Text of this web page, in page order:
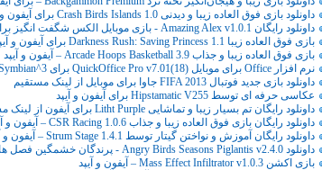
داونلود بازی فوق العاده زیبا و دیدنی Crash Birds Islands 1.0 برای آیفون و آیپد
داونلود رایگان Amazing Alex v1.0.1 - بازی موبایل الکس شگفت انگیز برای آیفون و آیپد
بازی فوق العاده زیبا Darkness Rush: Saving Princess 1.1 برای آیفون و آیپد
بازی فوق العاده زیبا و جذاب Arcade Hoops Basketball 3.9 – آیفون و آیپد
نرم افزار Office برای موبایل (QuickOffice Pro v7.01(18 برای Symbian^3
داونلود بازی جدید فوتبال FIFA 2013 جاوا برای موبایل از لینک مستقیم
عکاسی حرفه ای توسط Hipstamatic V255 برای آیفون و آیپد
داونلود رایگان تم بسیار زیبا و تماشایی Litht Purple برای آیفون از لینک مستقیم
داونلود رایگان بازی فوق العاده زیبا و جذاب CSR Racing 1.0.6 – آیفون و آیپد
داونلود رایگان آموزش و نواختن گیتار توسط Strum Stage 1.4.1 – آیفون و آیپد
داونلود Angry Birds Seasons Piglantis v2.4.0 - پرندگان خشمگین فصل ها
بازی اکشن Mass Effect Infiltrator v1.0.3 – آیفون و آیپد